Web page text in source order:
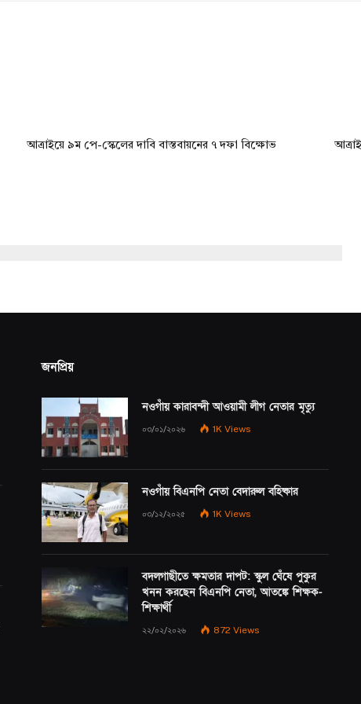
আত্রাইয়ে ৯ম পে-স্কেলের দাবি বাস্তবায়নের ৭ দফা বিক্ষোভ
জনপ্রিয়
নওগাঁয় কারাবন্দী আওয়ামী লীগ নেতার মৃত্যু
০৩/০১/২০২৬ 1K Views
নওগাঁয় বিএনপি নেতা বেদারুল বহিষ্কার
০৩/১২/২০২৫ 1K Views
বদলগাছীতে ক্ষমতার দাপট: স্কুল ঘেঁষে পুকুর
খনন করছেন বিএনপি নেতা, আতঙ্কে শিক্ষক-
শিক্ষার্থী
২২/০২/২০২৬ 872 Views